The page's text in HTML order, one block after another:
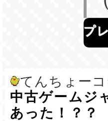
プ
てんちょー
中古ゲームジ
あった！？？